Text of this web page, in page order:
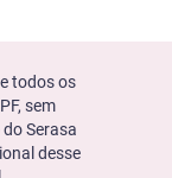
todos os
sem
Serasa
desse